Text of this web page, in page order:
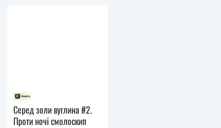
книжкову премію Boston Globe-Horn 2022 року за
художню літературу та поезію та книга «HEIR».
Серед золи вуглина #2.
Проти ночі смолоскип